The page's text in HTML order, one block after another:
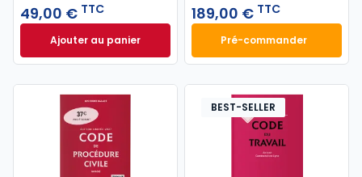
49,00 € TTC
Ajouter au panierCode civil 2027, annoté à 49,00 € TTC
189,00 € TTC
Pré-commander
Mémento
BEST-SELLER